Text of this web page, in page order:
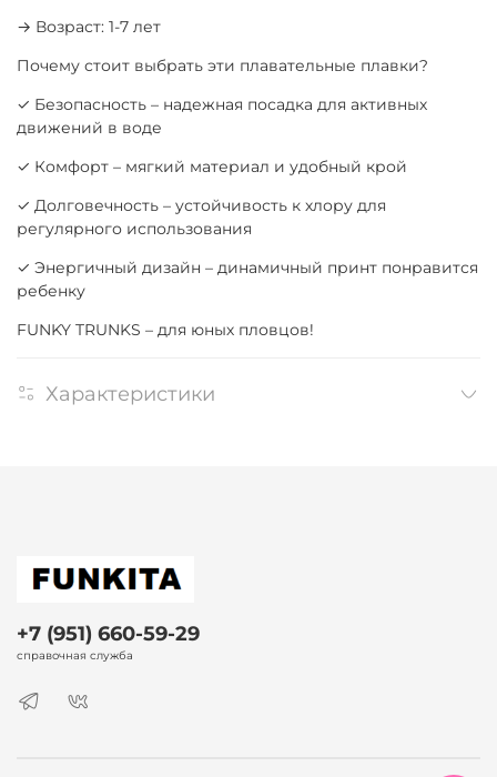
→ Возраст: 1-7 лет
Почему стоит выбрать эти плавательные плавки?
✓ Безопасность – надежная посадка для активных
движений в воде
✓ Комфорт – мягкий материал и удобный крой
✓ Долговечность – устойчивость к хлору для
регулярного использования
✓ Энергичный дизайн – динамичный принт понравится
ребенку
FUNKY TRUNKS – для юных пловцов!
Характеристики
+7 (951) 660-59-29
справочная служба